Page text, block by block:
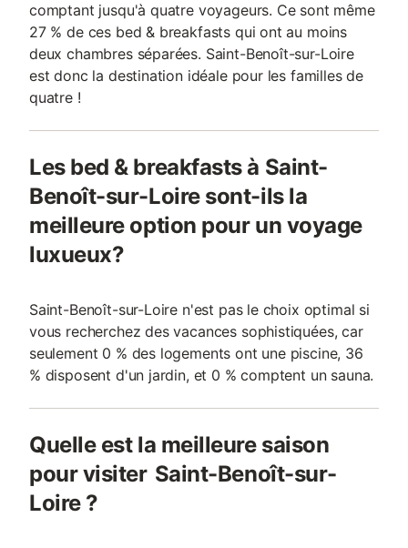
comptant jusqu'à quatre voyageurs. Ce sont même
27 % de ces bed & breakfasts qui ont au moins
deux chambres séparées. Saint-Benoît-sur-Loire
est donc la destination idéale pour les familles de
quatre !
Les bed & breakfasts à Saint-
Benoît-sur-Loire sont-ils la
meilleure option pour un voyage
luxueux?
Saint-Benoît-sur-Loire n'est pas le choix optimal si
vous recherchez des vacances sophistiquées, car
seulement 0 % des logements ont une piscine, 36
% disposent d'un jardin, et 0 % comptent un sauna.
Quelle est la meilleure saison
pour visiter Saint-Benoît-sur-
Loire ?